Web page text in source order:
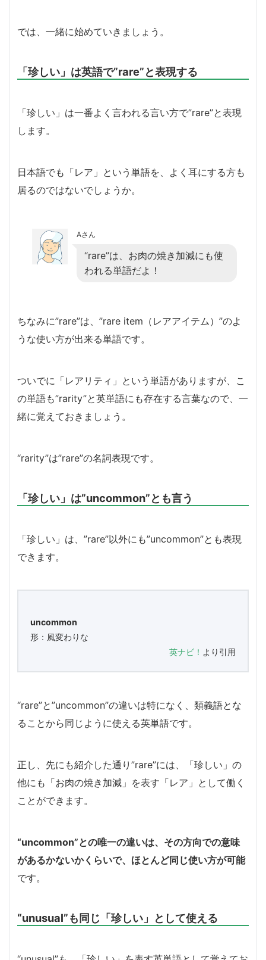
では、一緒に始めていきましょう。
「珍しい」は英語で”rare”と表現する
「珍しい」は一番よく言われる言い方で”rare”と表現
します。
日本語でも「レア」という単語を、よく耳にする方も
居るのではないでしょうか。
Aさん
“rare”は、お肉の焼き加減にも使
われる単語だよ！
ちなみに”rare”は、”rare item（レアアイテム）”のよ
うな使い方が出来る単語です。
ついでに「レアリティ」という単語がありますが、こ
の単語も”rarity”と英単語にも存在する言葉なので、一
緒に覚えておきましょう。
“rarity”は”rare”の名詞表現です。
「珍しい」は”uncommon”とも言う
「珍しい」は、”rare”以外にも”uncommon”とも表現
できます。
uncommon
形：風変わりな
英ナビ！ より引用
“rare”と”uncommon”の違いは特になく、類義語とな
ることから同じように使える英単語です。
正し、先にも紹介した通り”rare”には、「珍しい」の
他にも「お肉の焼き加減」を表す「レア」として働く
ことができます。
“uncommon”との唯一の違いは、その方向での意味
があるかないかくらいで、ほとんど同じ使い方が可能
です。
“unusual”も同じ「珍しい」として使える